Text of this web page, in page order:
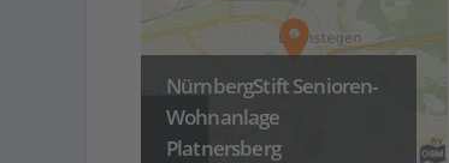
NürnbergStift Senioren-
Wohnanlage
Platnersberg